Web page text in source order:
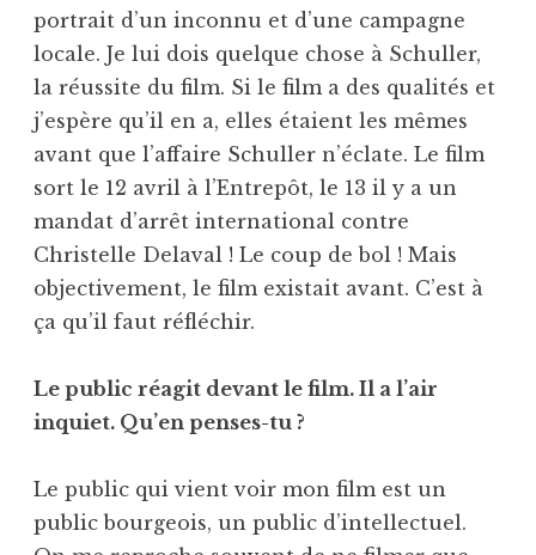
portrait d’un inconnu et d’une campagne
locale. Je lui dois quelque chose à Schuller,
la réussite du film. Si le film a des qualités et
j’espère qu’il en a, elles étaient les mêmes
avant que l’affaire Schuller n’éclate. Le film
sort le 12 avril à l’Entrepôt, le 13 il y a un
mandat d’arrêt international contre
Christelle Delaval ! Le coup de bol ! Mais
objectivement, le film existait avant. C’est à
ça qu’il faut réfléchir.
Le public réagit devant le film. Il a l’air
inquiet. Qu’en penses-tu ?
Le public qui vient voir mon film est un
public bourgeois, un public d’intellectuel.